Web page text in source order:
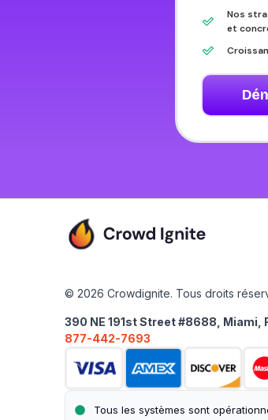
Nos
et
© 2026 Crowdignite. Tous droits
390 NE 191st Street #8688, Miami,
877-442-7693
Tous les systèmes sont